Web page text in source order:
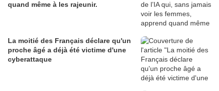
quand même à les rajeunir.
La moitié des Français déclare qu'un
proche âgé a déjà été victime d'une
cyberattaque